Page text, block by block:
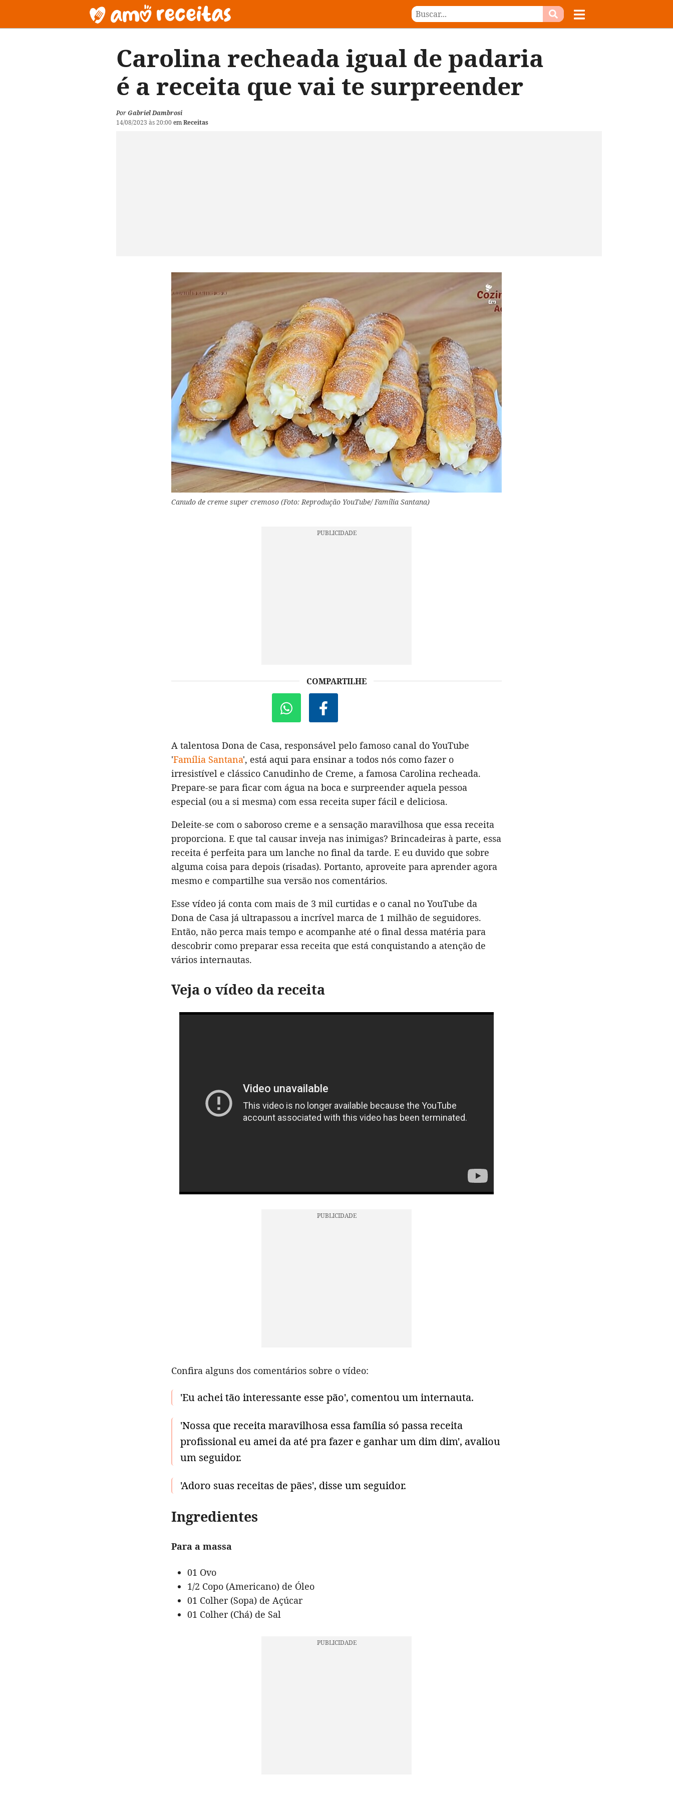
Carolina recheada igual de padaria
é a receita que vai te surpreender
PorGabriel Dambrosi
14/08/2023 às 20:00 emReceitas
Canudo de creme super cremoso (Foto: Reprodução YouTube/ Família Santana)
COMPARTILHE
A talentosa Dona de Casa, responsável pelo famoso canal do YouTube
'Família Santana', está aqui para ensinar a todos nós como fazer o
irresistível e clássico Canudinho de Creme, a famosa Carolina recheada.
Prepare-se para ficar com água na boca e surpreender aquela pessoa
especial (ou a si mesma) com essa receita super fácil e deliciosa.
Deleite-se com o saboroso creme e a sensação maravilhosa que essa receita
proporciona. E que tal causar inveja nas inimigas? Brincadeiras à parte, essa
receita é perfeita para um lanche no final da tarde. E eu duvido que sobre
alguma coisa para depois (risadas). Portanto, aproveite para aprender agora
mesmo e compartilhe sua versão nos comentários.
Esse vídeo já conta com mais de 3 mil curtidas e o canal no YouTube da
Dona de Casa já ultrapassou a incrível marca de 1 milhão de seguidores.
Então, não perca mais tempo e acompanhe até o final dessa matéria para
descobrir como preparar essa receita que está conquistando a atenção de
vários internautas.
Veja o vídeo da receita
Confira alguns dos comentários sobre o vídeo:
'Eu achei tão interessante esse pão', comentou um internauta.
'Nossa que receita maravilhosa essa família só passa receita
profissional eu amei da até pra fazer e ganhar um dim dim', avaliou
um seguidor.
'Adoro suas receitas de pães', disse um seguidor.
Ingredientes
Para a massa
01 Ovo
1/2 Copo (Americano) de Óleo
01 Colher (Sopa) de Açúcar
01 Colher (Chá) de Sal